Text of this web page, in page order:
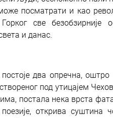
посматрати и као
све безобзирније
и данас.
постоје два опречна,
под утицајем
постала нека врста
открива суштина